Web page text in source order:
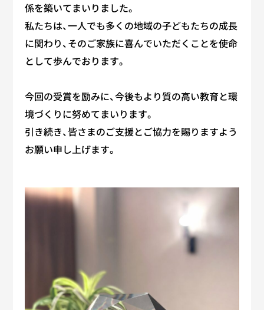
係を築いてまいりました。
私たちは、一人でも多くの地域の子どもたちの成長
に関わり、そのご家族に喜んでいただくことを使命
として歩んでおります。
今回の受賞を励みに、今後もより質の高い教育と環
境づくりに努めてまいります。
引き続き、皆さまのご支援とご協力を賜りますよう
お願い申し上げます。